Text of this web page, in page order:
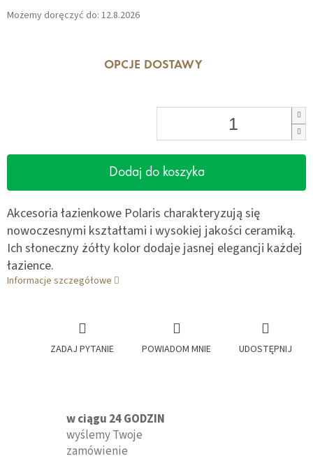
Możemy doręczyć do: 12.8.2026
OPCJE DOSTAWY
Dodaj do koszyka
Akcesoria łazienkowe Polaris charakteryzują się
nowoczesnymi kształtami i wysokiej jakości ceramiką.
Ich słoneczny żółty kolor dodaje jasnej elegancji każdej
łazience.
Informacje szczegółowe
ZADAJ PYTANIE POWIADOM MNIE UDOSTĘPNIJ
w ciągu 24 GODZIN
wyślemy Twoje
zamówienie